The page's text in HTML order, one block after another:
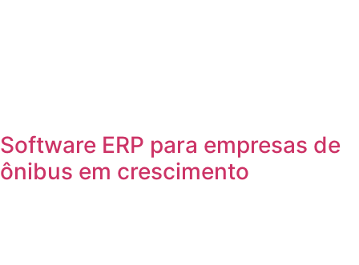
Software ERP para empresas de
ônibus em crescimento